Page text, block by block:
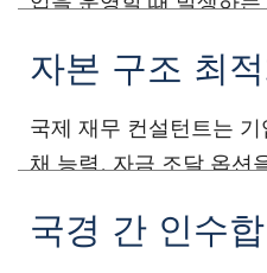
자본 구조 최
국제 재무 컨설턴트는
채 능력, 자금 조달 옵션
국경 간 인수